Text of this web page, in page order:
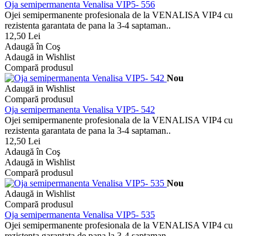
Oja semipermanenta Venalisa VIP5- 556
Ojei semipermanente profesionala de la VENALISA VIP4 cu
rezistenta garantata de pana la 3-4 saptaman..
12,50 Lei
Adaugă în Coş
Adaugă in Wishlist
Compară produsul
Nou
Adaugă in Wishlist
Compară produsul
Oja semipermanenta Venalisa VIP5- 542
Ojei semipermanente profesionala de la VENALISA VIP4 cu
rezistenta garantata de pana la 3-4 saptaman..
12,50 Lei
Adaugă în Coş
Adaugă in Wishlist
Compară produsul
Nou
Adaugă in Wishlist
Compară produsul
Oja semipermanenta Venalisa VIP5- 535
Ojei semipermanente profesionala de la VENALISA VIP4 cu